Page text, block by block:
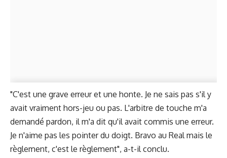
"C'est une grave erreur et une honte. Je ne sais pas s'il y
avait vraiment hors-jeu ou pas. L'arbitre de touche m'a
demandé pardon, il m'a dit qu'il avait commis une erreur.
Je n'aime pas les pointer du doigt. Bravo au Real mais le
règlement, c'est le règlement", a-t-il conclu.